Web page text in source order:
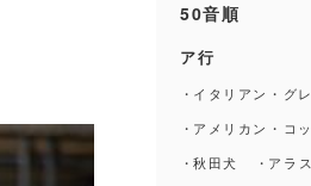
50音順
ア行
イタリアン・グ
アメリカン・コ
秋田犬
アラ